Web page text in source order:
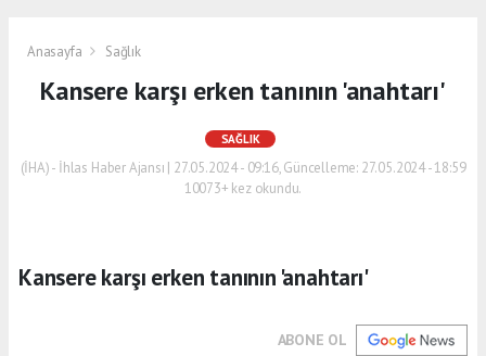
Anasayfa Sağlık
Kansere karşı erken tanının 'anahtarı'
SAĞLIK
(İHA) - İhlas Haber Ajansı | 27.05.2024 - 09:16, Güncelleme: 27.05.2024 - 18:59
10073+ kez okundu.
Kansere karşı erken tanının 'anahtarı'
ABONE OL